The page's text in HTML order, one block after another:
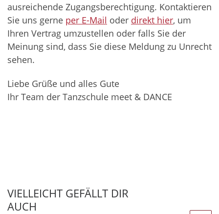
ausreichende Zugangsberechtigung. Kontaktieren
Sie uns gerne per E-Mail oder direkt hier, um
Ihren Vertrag umzustellen oder falls Sie der
Meinung sind, dass Sie diese Meldung zu Unrecht
sehen.
Liebe Grüße und alles Gute
Ihr Team der Tanzschule meet & DANCE
VIELLEICHT GEFÄLLT DIR
AUCH